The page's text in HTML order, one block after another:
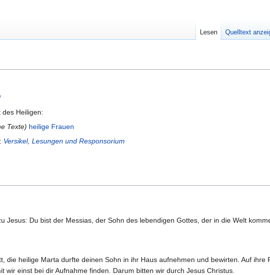
Heiligen:
Texte) heilige Frauen
Versikel, Lesungen und Responsorium
Jesus: Du bist der Messias, der Sohn des lebendigen Gottes, der in die Welt
die heilige Marta durfte deinen Sohn in ihr Haus aufnehmen und bewirten. Auf
wir einst bei dir Aufnahme finden. Darum bitten wir durch Jesus Christus.
Lesen Quelltext